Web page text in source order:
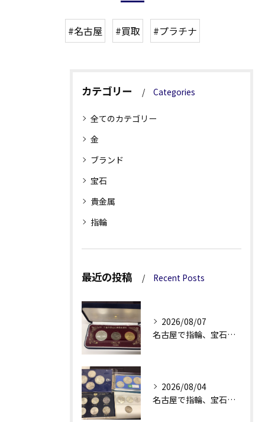
#名古屋 #買取 #プラチナ
カテゴリー Categories
全てのカテゴリー
金
ブランド
宝石
貴金属
指輪
最近の投稿 Recent Posts
2026/08/07
名古屋で指輪、宝石買取なら当店で！！。
2026/08/04
名古屋で指輪、宝石買取なら当店で！！。